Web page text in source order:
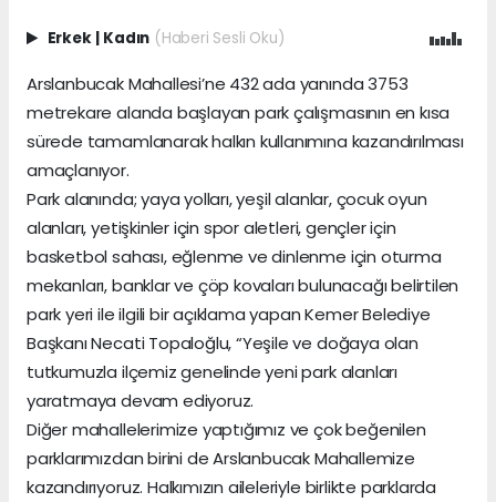
Erkek | Kadın (Haberi Sesli Oku)
Arslanbucak Mahallesi’ne 432 ada yanında 3753
metrekare alanda başlayan park çalışmasının en kısa
sürede tamamlanarak halkın kullanımına kazandırılması
amaçlanıyor.
Park alanında; yaya yolları, yeşil alanlar, çocuk oyun
alanları, yetişkinler için spor aletleri, gençler için
basketbol sahası, eğlenme ve dinlenme için oturma
mekanları, banklar ve çöp kovaları bulunacağı belirtilen
park yeri ile ilgili bir açıklama yapan Kemer Belediye
Başkanı Necati Topaloğlu, “Yeşile ve doğaya olan
tutkumuzla ilçemiz genelinde yeni park alanları
yaratmaya devam ediyoruz.
Diğer mahallelerimize yaptığımız ve çok beğenilen
parklarımızdan birini de Arslanbucak Mahallemize
kazandırıyoruz. Halkımızın aileleriyle birlikte parklarda